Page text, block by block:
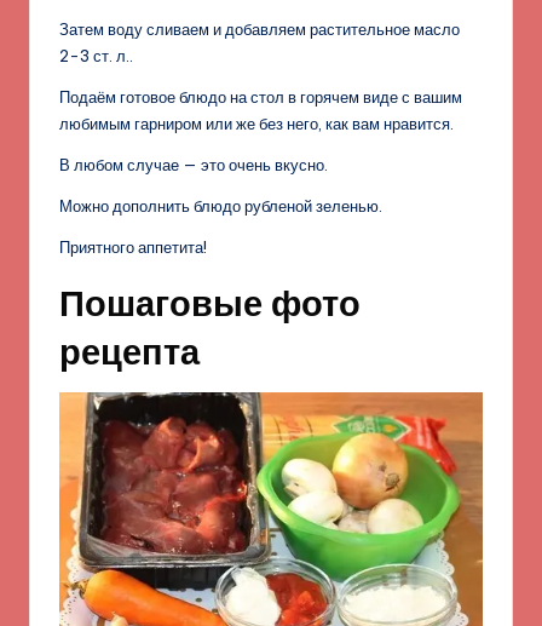
Затем воду сливаем и добавляем растительное масло
2-3 ст. л..
Подаём готовое блюдо на стол в горячем виде с вашим
любимым гарниром или же без него, как вам нравится.
В любом случае — это очень вкусно.
Можно дополнить блюдо рубленой зеленью.
Приятного аппетита!
Пошаговые фото
рецепта